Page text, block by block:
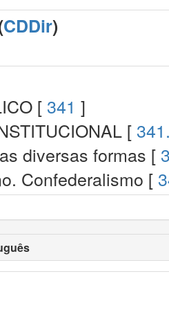
CDDir)
[ 341 ]
[
diversas formas [
Confederalismo [